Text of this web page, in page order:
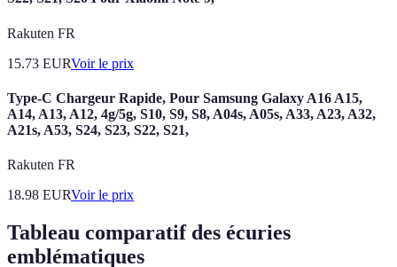
Rakuten FR
15.73 EURVoir le prix
Type-C Chargeur Rapide, Pour Samsung Galaxy A16 A15,
A14, A13, A12, 4g/5g, S10, S9, S8, A04s, A05s, A33, A23, A32,
A21s, A53, S24, S23, S22, S21,
Rakuten FR
18.98 EURVoir le prix
Tableau comparatif des écuries
emblématiques